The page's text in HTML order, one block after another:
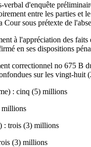
verbal d'enquête
entre les parties et
Cour sous prétexte de
à l'appréciation des
en ses dispositions
correctionnel no 675 B
sur les vingt-huit
: cinq (5) millions
millions
: trois (3) millions
(3) millions